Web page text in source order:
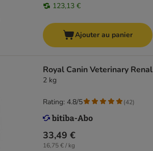
123,13 €
Ajouter au panier
Royal Canin Veterinary Renal
2 kg
33,49 €
16,75 € / kg
Rating: 4.8/5 (42)